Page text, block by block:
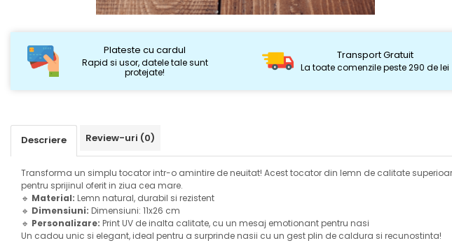
Plateste cu cardul
Rapid si usor, datele tale sunt
protejate!
Transport Gratuit
La toate comenzile peste 290 de lei
Descriere Review-uri (0)
Transforma un simplu tocator intr-o amintire de neuitat! Acest tocator din lemn de calitate
pentru sprijinul oferit in ziua cea mare.
🔹 Material: Lemn natural, durabil si rezistent
🔹 Dimensiuni: Dimensiuni: 11x26 cm
🔹 Personalizare: Print UV de inalta calitate, cu un mesaj emotionant pentru nasi
Un cadou unic si elegant, ideal pentru a surprinde nasii cu un gest plin de caldura si recunostinta!